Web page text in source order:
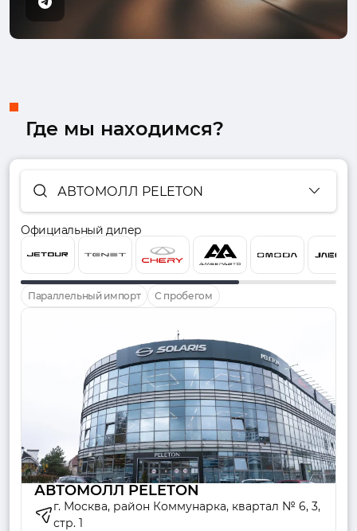
Где мы находимся?
АВТОМОЛЛ PELETON
Официальный дилер
Параллельный импорт С пробегом
АВТОМОЛЛ PELETON
г. Москва, район Коммунарка, квартал № 6, 3,
стр. 1